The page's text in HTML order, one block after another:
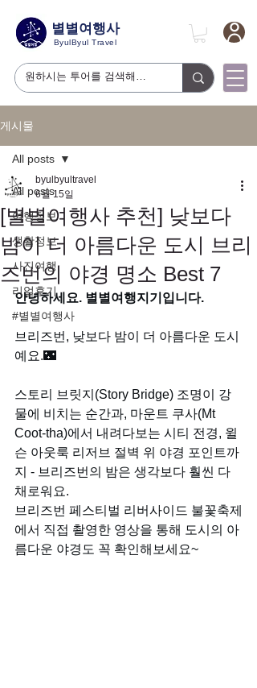
별별여행사
ByulByul Travel
게시물
All posts
여행정보
생활정보
사진여행
리얼후기
#별별여행사
All posts
[별별여행사 추천] 낮보다
밤이 더 아름다운 도시 브리
즈번의 야경 명소 Best 7
byulbyultravel
6월 15일
안녕하세요. 별별여행지기입니다.
브리즈번, 낮보다 밤이 더 아름다운 도시
예요.🌃
스토리 브릿지(Story Bridge) 조명이 강
물에 비치는 순간과, 마운트 쿠사(Mt
Coot-tha)에서 내려다보는 시티 전경, 윌
슨 아웃룩 리저브 절벽 위 야경 포인트까
지 - 브리즈번의 밤은 생각보다 훨씬 다
채로워요.
브리즈번 페스티벌 리버사이드 불꽃축제
에서 직접 촬영한 영상을 통해 도시의 아
름다운 야경도 꼭 확인해보세요~